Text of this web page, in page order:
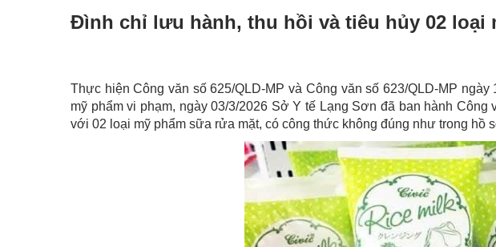
Lịch sử hình thành
Đình chỉ lưu hành, thu hồi và tiêu hủy 02 loại
Thực hiện Công văn số 625/QLD-MP và Công văn số 623/QLD-MP
mỹ phẩm vi phạm, ngày 03/3/2026 Sở Y tế Lạng Sơn đã ban hành
với 02 loại mỹ phẩm sữa rửa mặt, có công thức không đúng như trong hồ